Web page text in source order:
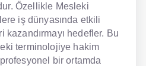
Özellikle Mesleki
iş dünyasında etkili
hedefler. Bu
terminolojiye hakim
bir ortamda